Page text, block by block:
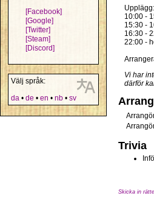
[Facebook]
[Google]
[Twitter]
[Steam]
[Discord]
Välj språk:
da • de • en • nb • sv
Upplägg:
10:00 -
15:30 -
16:30 -
22:00 -
Vi har
därför
Trivia
Skicka in